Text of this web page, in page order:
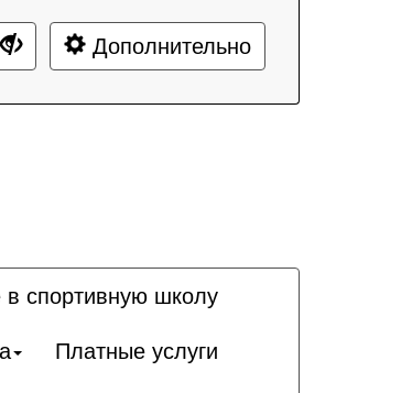
Дополнительно
в спортивную школу
Платные услуги